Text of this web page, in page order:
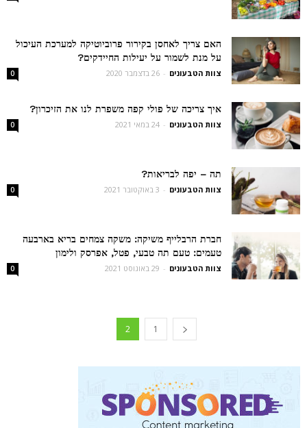
האם צריך לאחסן בקירור פרוביוטיקה למערכת העיכול
על מנת לשמור על יעילות החיידקים?
צוות הטבעונים - 26 בדצמבר 2020 0
איך צריכה של פולי קפה משפרת לנו את הזיכרון?
צוות הטבעונים - 24 במאי 2021 0
תה – יפה לבריאות?
צוות הטבעונים - 3 באוקטובר 2021 0
חברת הרבלייף משיקה: משקה צמחים בריא בארבעה
טעמים: טעם תה טבעי, פטל, אפרסק ולימון
צוות הטבעונים - 29 באוגוסט 2021 0
1
2